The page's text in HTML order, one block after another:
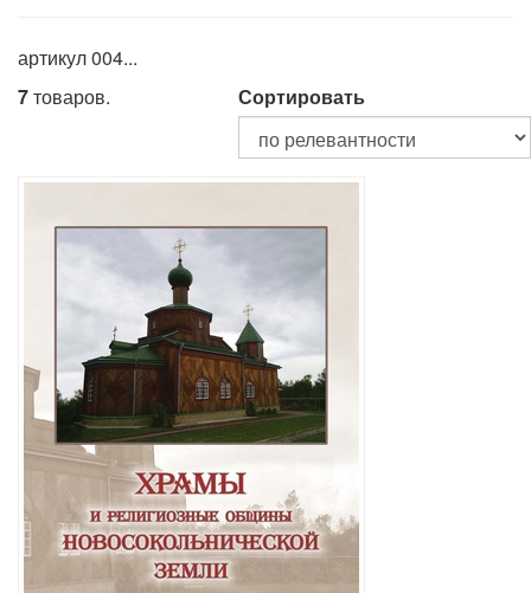
артикул 004...
7товаров. Сортировать